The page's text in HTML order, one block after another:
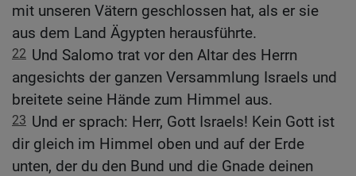
mit unseren Vätern geschlossen hat, als er sie
aus dem Land Ägypten herausführte.
22 Und Salomo trat vor den Altar des Herrn
angesichts der ganzen Versammlung Israels und
breitete seine Hände zum Himmel aus.
23 Und er sprach: Herr, Gott Israels! Kein Gott ist
dir gleich im Himmel oben und auf der Erde
unten, der du den Bund und die Gnade deinen